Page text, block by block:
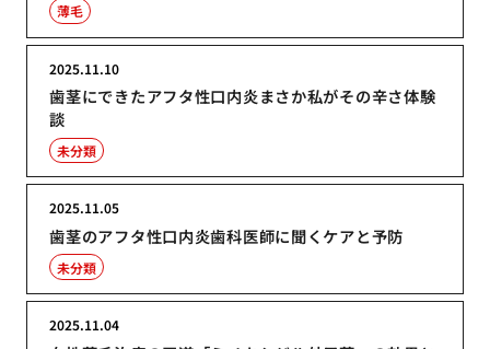
薄毛
歯茎にできたアフタ性口内炎まさか私がその辛さ体験
談
2025.11.10
未分類
歯茎のアフタ性口内炎歯科医師に聞くケアと予防
2025.11.05
未分類
2025.11.04